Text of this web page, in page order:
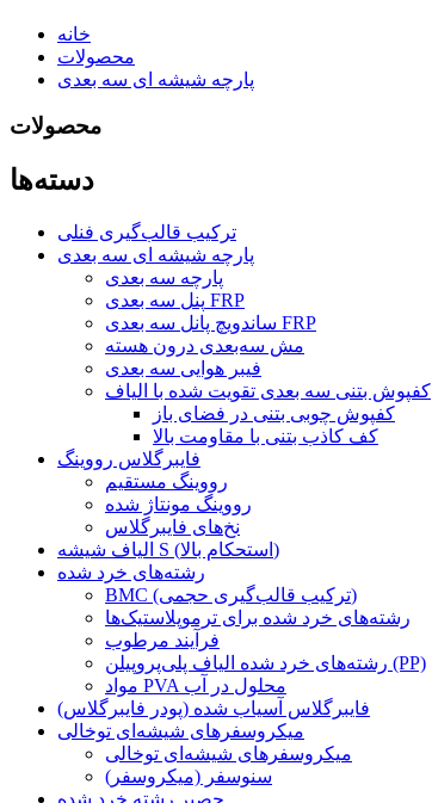
خانه
محصولات
پارچه شیشه ای سه بعدی
محصولات
دسته‌ها
ترکیب قالب‌گیری فنلی
پارچه شیشه ای سه بعدی
پارچه سه بعدی
پنل سه بعدی FRP
ساندویچ پانل سه بعدی FRP
مش سه‌بعدی درون هسته
فیبر هوایی سه بعدی
کفپوش بتنی سه بعدی تقویت شده با الیاف
کفپوش چوبی بتنی در فضای باز
کف کاذب بتنی با مقاومت بالا
فایبرگلاس رووینگ
رووینگ مستقیم
رووینگ مونتاژ شده
نخ‌های فایبرگلاس
الیاف شیشه S (استحکام بالا)
رشته‌های خرد شده
BMC (ترکیب قالب‌گیری حجمی)
رشته‌های خرد شده برای ترموپلاستیک‌ها
فرآیند مرطوب
رشته‌های خرد شده الیاف پلی‌پروپیلن (PP)
مواد PVA محلول در آب
فایبرگلاس آسیاب شده (پودر فایبرگلاس)
میکروسفرهای شیشه‌ای توخالی
میکروسفرهای شیشه‌ای توخالی
سنوسفر (میکروسفر)
حصیر رشته خرد شده